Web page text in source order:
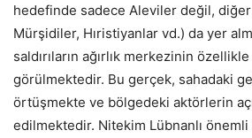
hedefinde sadece Aleviler değil,
Mürşidiler, Hıristiyanlar vd.) da yer
saldırıların ağırlık merkezinin
görülmektedir. Bu gerçek, sahadaki
örtüşmekte ve bölgedeki aktörlerin
edilmektedir. Nitekim Lübnanlı